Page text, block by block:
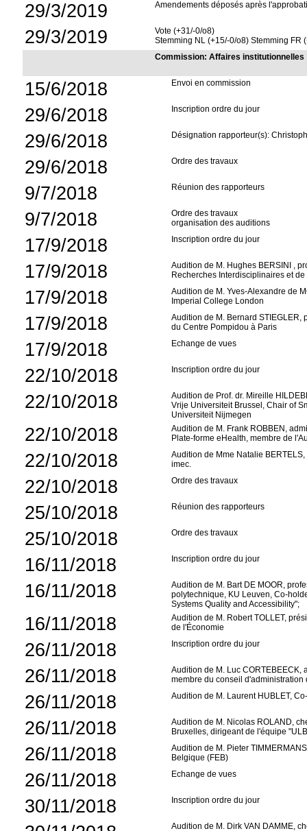
29/3/2019 Amendements déposés après
29/3/2019
Vote (+31/-0/o8)
Stemming NL (+15/-0/o8) Stemming FR
Commission: Affaires institutionnelles
15/6/2018 Envoi en commission
29/6/2018 Inscription ordre du jour
29/6/2018 Désignation rapporteur(s):
29/6/2018 Ordre des travaux
9/7/2018 Réunion des rapporteurs
9/7/2018
Ordre des travaux
organisation des auditions
17/9/2018 Inscription ordre du jour
17/9/2018
Audition de M. Hughes BERSINI ,
Recherches Interdisciplinaires et
17/9/2018
Audition de M. Yves-Alexandre de
Imperial College London
17/9/2018
Audition de M. Bernard
du Centre Pompidou à Paris
17/9/2018 Echange de vues
22/10/2018 Inscription ordre du jour
22/10/2018
Audition de Prof. dr. Mireille
Vrije Universiteit Brussel, Chair of
Universiteit Nijmegen
22/10/2018
Audition de M. Frank ROBBEN,
Plate-forme eHealth, membre de
22/10/2018
Audition de Mme Natalie
imec.
22/10/2018 Ordre des travaux
25/10/2018 Réunion des rapporteurs
25/10/2018 Ordre des travaux
16/11/2018 Inscription ordre du jour
16/11/2018
Audition de M. Bart DE MOOR,
polytechnique, KU Leuven, Co-
Systems Quality and Accessibility";
16/11/2018
Audition de M. Robert TOLLET,
de l'Économie
26/11/2018 Inscription ordre du jour
26/11/2018
Audition de M. Luc
membre du conseil
26/11/2018 Audition de M. Laurent HUBLET,
26/11/2018
Audition de M. Nicolas ROLAND,
Bruxelles, dirigeant de l'équipe
26/11/2018
Audition de M. Pieter
Belgique (FEB)
26/11/2018 Echange de vues
30/11/2018 Inscription ordre du jour
Audition de M. Dirk VAN DAMME,